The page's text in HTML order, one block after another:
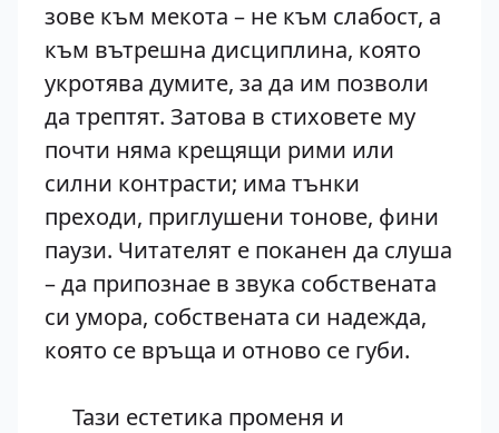
зове към мекота – не към слабост, а
към вътрешна дисциплина, която
укротява думите, за да им позволи
да трептят. Затова в стиховете му
почти няма крещящи рими или
силни контрасти; има тънки
преходи, приглушени тонове, фини
паузи. Читателят е поканен да слуша
– да припознае в звука собствената
си умора, собствената си надежда,
която се връща и отново се губи.
Тази естетика променя и